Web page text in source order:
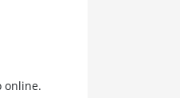
online.